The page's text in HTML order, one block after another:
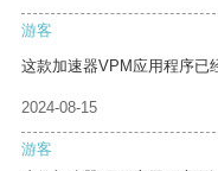
游客
这款加速器VPM应用程序已
2024-08-15
游客